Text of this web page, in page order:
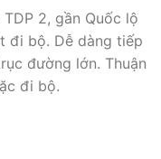
2, gần Quốc lộ
đi bộ. Dễ dàng tiếp
đường lớn. Thuận
đi bộ.